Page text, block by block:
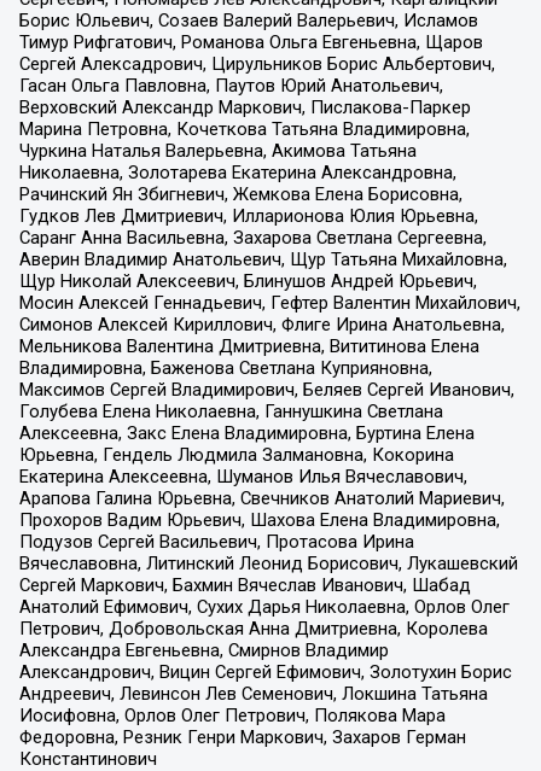
Борис Юльевич, Созаев Валерий Валерьевич, Исламов
Тимур Рифгатович, Романова Ольга Евгеньевна, Щаров
Сергей Алексадрович, Цирульников Борис Альбертович,
Гасан Ольга Павловна, Паутов Юрий Анатольевич,
Верховский Александр Маркович, Пислакова-Паркер
Марина Петровна, Кочеткова Татьяна Владимировна,
Чуркина Наталья Валерьевна, Акимова Татьяна
Николаевна, Золотарева Екатерина Александровна,
Рачинский Ян Збигневич, Жемкова Елена Борисовна,
Гудков Лев Дмитриевич, Илларионова Юлия Юрьевна,
Саранг Анна Васильевна, Захарова Светлана Сергеевна,
Аверин Владимир Анатольевич, Щур Татьяна Михайловна,
Щур Николай Алексеевич, Блинушов Андрей Юрьевич,
Мосин Алексей Геннадьевич, Гефтер Валентин Михайлович,
Симонов Алексей Кириллович, Флиге Ирина Анатольевна,
Мельникова Валентина Дмитриевна, Вититинова Елена
Владимировна, Баженова Светлана Куприяновна,
Максимов Сергей Владимирович, Беляев Сергей Иванович,
Голубева Елена Николаевна, Ганнушкина Светлана
Алексеевна, Закс Елена Владимировна, Буртина Елена
Юрьевна, Гендель Людмила Залмановна, Кокорина
Екатерина Алексеевна, Шуманов Илья Вячеславович,
Арапова Галина Юрьевна, Свечников Анатолий Мариевич,
Прохоров Вадим Юрьевич, Шахова Елена Владимировна,
Подузов Сергей Васильевич, Протасова Ирина
Вячеславовна, Литинский Леонид Борисович, Лукашевский
Сергей Маркович, Бахмин Вячеслав Иванович, Шабад
Анатолий Ефимович, Сухих Дарья Николаевна, Орлов Олег
Петрович, Добровольская Анна Дмитриевна, Королева
Александра Евгеньевна, Смирнов Владимир
Александрович, Вицин Сергей Ефимович, Золотухин Борис
Андреевич, Левинсон Лев Семенович, Локшина Татьяна
Иосифовна, Орлов Олег Петрович, Полякова Мара
Федоровна, Резник Генри Маркович, Захаров Герман
Константинович